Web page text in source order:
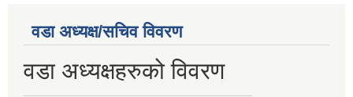
वडा अध्यक्ष/सचिव विवरण
वडा अध्यक्षहरुको विवरण